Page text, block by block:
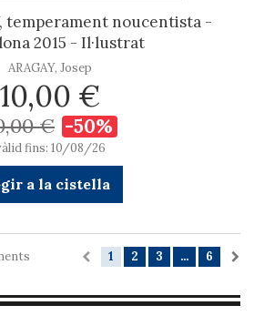
temperament noucentista -
2015 - Il·lustrat
ARAGAY, Josep
10,00 €
€ -50%
fins: 10/08/26
a la cistella
1 2 3 ... 6